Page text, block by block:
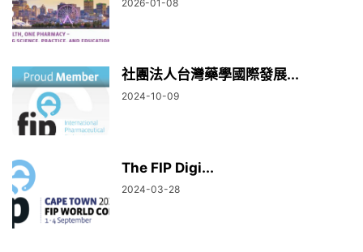
2026-01-08
社團法人台灣藥學國際發展...
2024-10-09
The FIP Digi...
2024-03-28